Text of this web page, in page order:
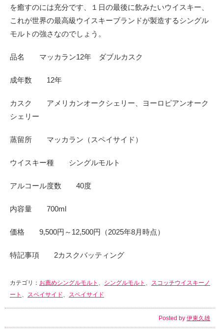
を癒すのには充分です、１日の最後に飲みたいウイスキー、
これが世界の最高級ウイスキーブランドが製造するシングル
モルトの強さなのでしょう。
品名 マッカラン12年 ダブルカスク
成年数 12年
カスク アメリカンオークシェリー、ヨーロピアンオーク
シェリー
蒸留所 マッカラン（スペイサイド）
ウイスキー種 シングルモルト
アルコール度数 40度
内容量 700ml
価格 9,500円～12,500円（2025年8月時点）
特記事項 2カスクバッティング
カテゴリ： お薦めシングルモルト 、 シングルモルト 、 スコッチウイスキーノ
ート 、 スペイサイド、 スペイサイド
Posted by 伊東久雄